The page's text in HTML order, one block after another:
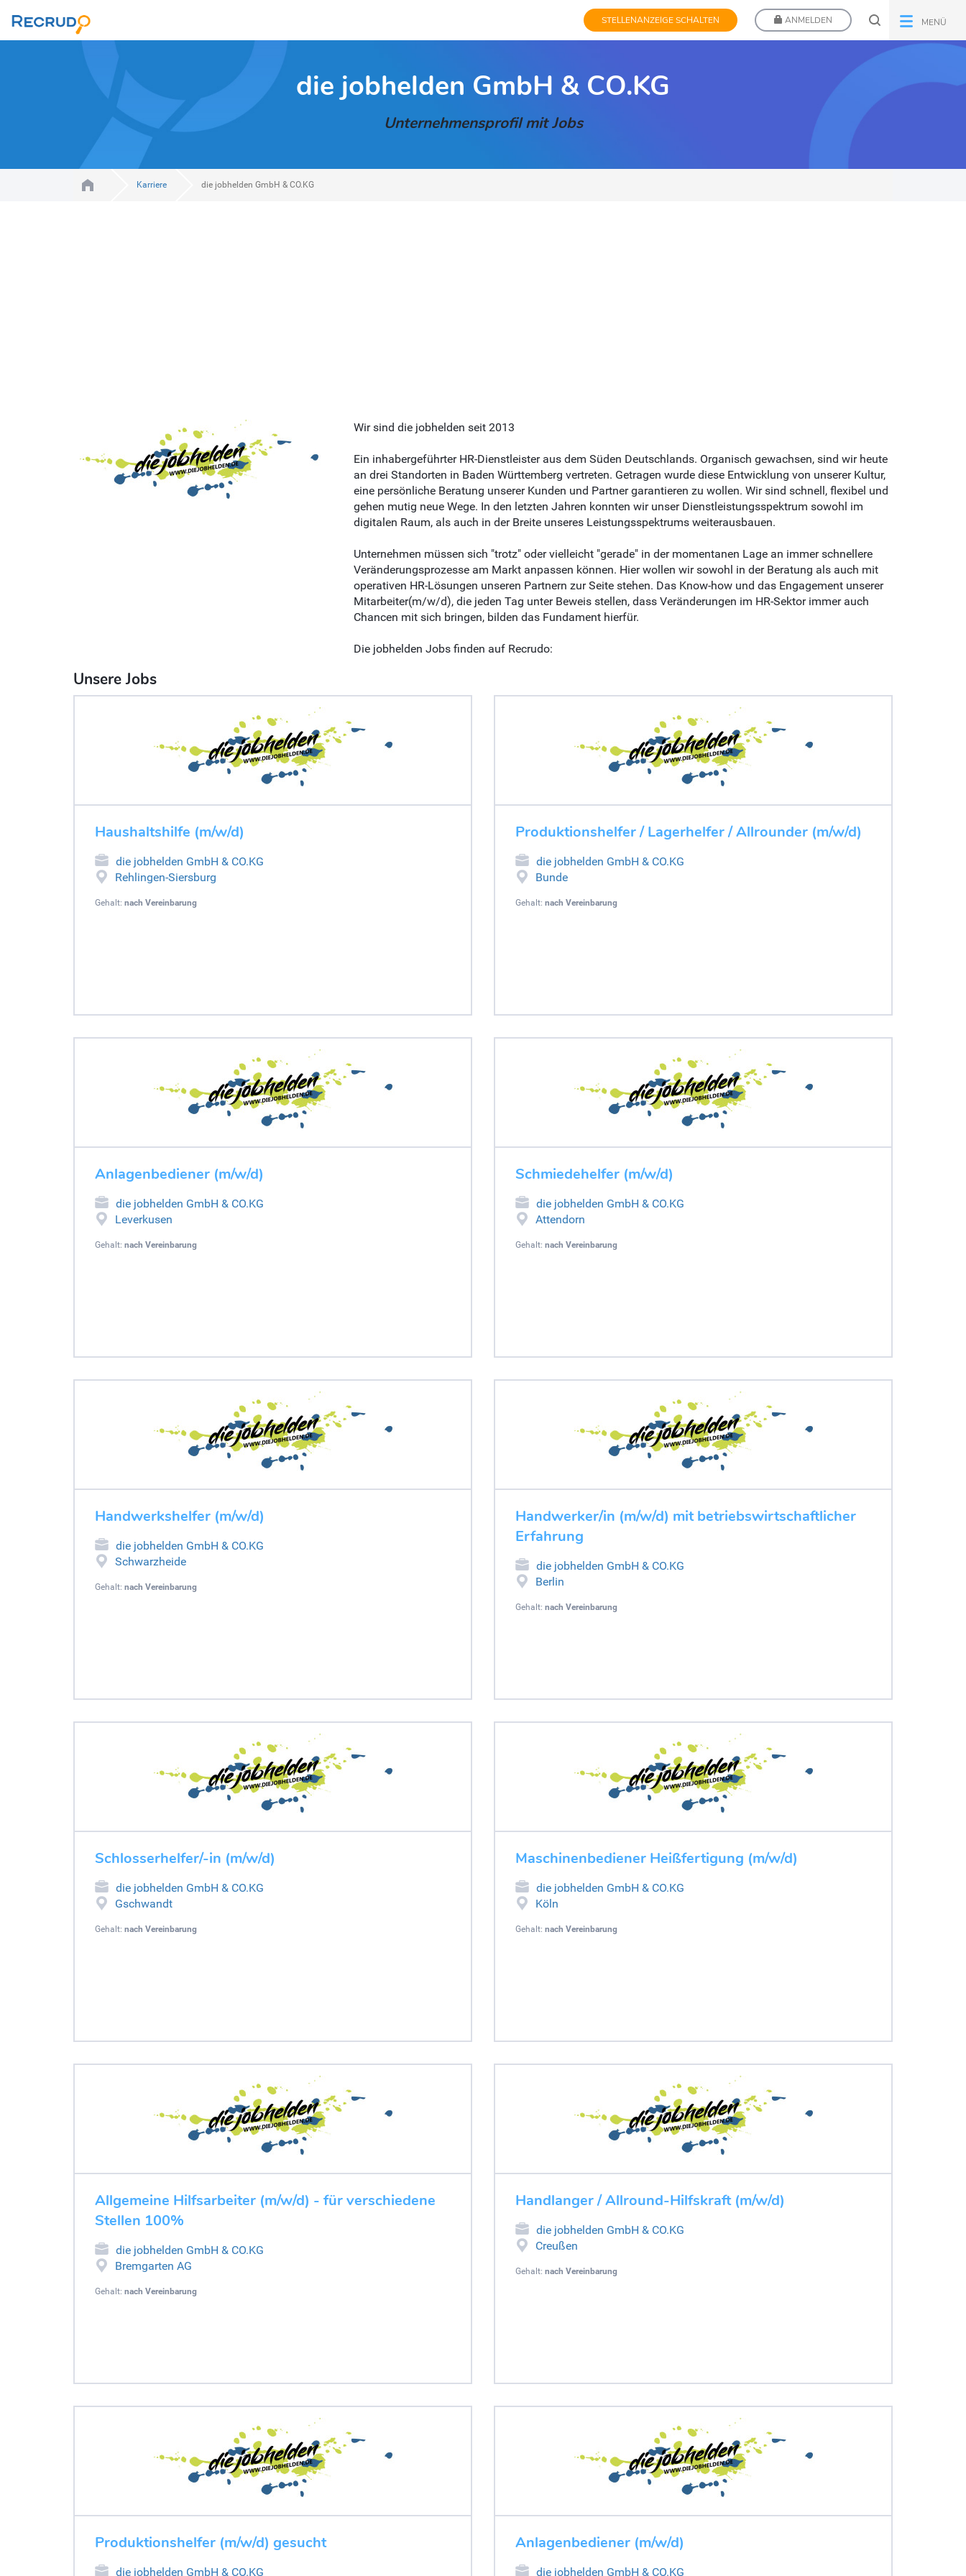
STELLENANZEIGE SCHALTEN ANMELDEN MENÜ
die jobhelden GmbH & CO.KG
Unternehmensprofil mit Jobs
Karriere die jobhelden GmbH & CO.KG
Wir sind die jobhelden seit 2013
Ein inhabergeführter HR-Dienstleister aus dem Süden Deutschlands. Organisch gewachsen, sind wir heute
an drei Standorten in Baden Württemberg vertreten. Getragen wurde diese Entwicklung von unserer Kultur,
eine persönliche Beratung unserer Kunden und Partner garantieren zu wollen. Wir sind schnell, flexibel und
gehen mutig neue Wege. In den letzten Jahren konnten wir unser Dienstleistungsspektrum sowohl im
digitalen Raum, als auch in der Breite unseres Leistungsspektrums weiterausbauen.
Unternehmen müssen sich "trotz" oder vielleicht "gerade" in der momentanen Lage an immer schnellere
Veränderungsprozesse am Markt anpassen können. Hier wollen wir sowohl in der Beratung als auch mit
operativen HR-Lösungen unseren Partnern zur Seite stehen. Das Know-how und das Engagement unserer
Mitarbeiter(m/w/d), die jeden Tag unter Beweis stellen, dass Veränderungen im HR-Sektor immer auch
Chancen mit sich bringen, bilden das Fundament hierfür.
Die jobhelden Jobs finden auf Recrudo:
Unsere Jobs
Haushaltshilfe (m/w/d)
die jobhelden GmbH & CO.KG
Rehlingen-Siersburg
Gehalt: nach Vereinbarung
Produktionshelfer / Lagerhelfer / Allrounder (m/w/d)
die jobhelden GmbH & CO.KG
Bunde
Gehalt: nach Vereinbarung
Anlagenbediener (m/w/d)
die jobhelden GmbH & CO.KG
Leverkusen
Gehalt: nach Vereinbarung
Schmiedehelfer (m/w/d)
die jobhelden GmbH & CO.KG
Attendorn
Gehalt: nach Vereinbarung
Handwerkshelfer (m/w/d)
die jobhelden GmbH & CO.KG
Schwarzheide
Gehalt: nach Vereinbarung
Handwerker/in (m/w/d) mit betriebswirtschaftlicher
Erfahrung
die jobhelden GmbH & CO.KG
Berlin
Gehalt: nach Vereinbarung
Schlosserhelfer/-in (m/w/d)
die jobhelden GmbH & CO.KG
Gschwandt
Gehalt: nach Vereinbarung
Maschinenbediener Heißfertigung (m/w/d)
die jobhelden GmbH & CO.KG
Köln
Gehalt: nach Vereinbarung
Allgemeine Hilfsarbeiter (m/w/d) - für verschiedene
Stellen 100%
die jobhelden GmbH & CO.KG
Bremgarten AG
Gehalt: nach Vereinbarung
Handlanger / Allround-Hilfskraft (m/w/d)
die jobhelden GmbH & CO.KG
Creußen
Gehalt: nach Vereinbarung
Produktionshelfer (m/w/d) gesucht
die jobhelden GmbH & CO.KG
Anlagenbediener (m/w/d)
die jobhelden GmbH & CO.KG